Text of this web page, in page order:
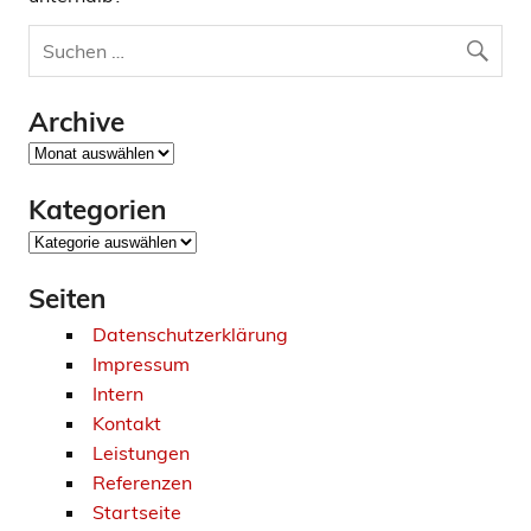
Archive
Archive
Kategorien
Kategorien
Seiten
Datenschutzerklärung
Impressum
Intern
Kontakt
Leistungen
Referenzen
Startseite